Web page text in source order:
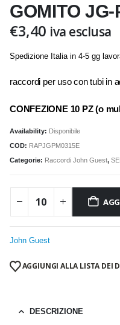
GOMITO
€3,40 iva esclusa
Spedizione Italia in 4-5 gg
raccordi per uso con tubi in
CONFEZIONE 10 PZ (o
Availability: Disponibile
COD: RAPJGPM0315E
Categorie: Raccordi John Guest,
John Guest
AGGIUNGI ALLA LISTA DEI
DESCRIZIONE